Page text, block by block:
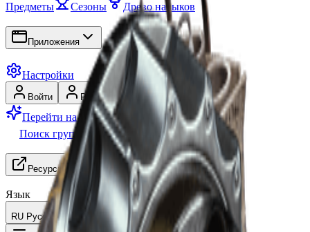
Предметы
Сезоны Древо навыков
Приложения
Настройки
Войти Регистрация
Перейти на Premium
Поиск группы
Ресурсы
Язык
RU Русский